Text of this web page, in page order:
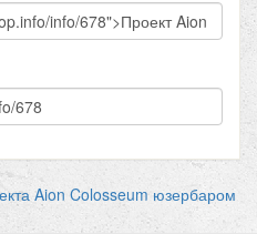
Aion Colosseum юзербаром